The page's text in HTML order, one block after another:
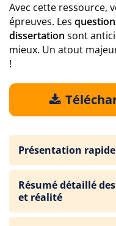
Avec cette ressource,
épreuves. Les
dissertation sont
mieux. Un atout
!
Présentation
Résumé détaillé
et réalité